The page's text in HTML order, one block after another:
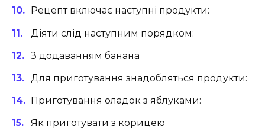
Рецепт включає наступні продукти:
Діяти слід наступним порядком:
З додаванням банана
Для приготування знадобляться продукти:
Приготування оладок з яблуками:
Як приготувати з корицею